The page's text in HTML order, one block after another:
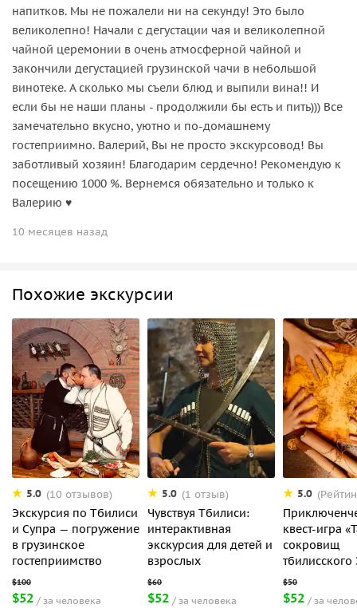
напитков. Мы не пожалели ни на секунду! Это было
великолепно! Начали с дегустации чая и великолепной
чайной церемонии в очень атмосферной чайной и
закончили дегустацией грузинской чачи в небольшой
винотеке. А сколько мы съели блюд и выпили вина!! И
если бы не наши планы - продолжили бы есть и пить))) Все
замечательно вкусно, уютно и по-домашнему
гостеприимно. Валерий, Вы не просто экскурсовод! Вы
заботливый хозяин! Благодарим сердечно! Рекомендую к
посещению 1000 %. Вернемся обязательно и только к
Валерию ♥️
10 месяцев назад
Похожие экскурсии
5.0 (10 отзывов)
Экскурсия по Тбилиси
и Супра — погружение
в грузинское
гостеприимство
$52 за человека
5.0 (1 отзыв)
Чувствуя Тбилиси:
интерактивная
экскурсия для детей и
взрослых
$52 за человека
5.0
квест-игра
сокровищ
$52 за